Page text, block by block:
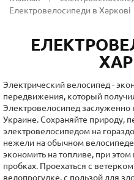
Електровелосипеди в Харкові
Электрический велосипед -
передвижения, который
Электровелосипед заслуженно
Украине. Сохраняйте природу,
электровелосипедом на
нежели на обычном
экономить на топливе, при
пробках. Проехаться с
велопрогулке, с пользой для